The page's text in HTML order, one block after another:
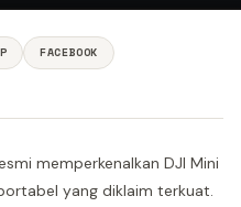
FACEBOOK
memperkenalkan DJI Mini
yang diklaim terkuat.